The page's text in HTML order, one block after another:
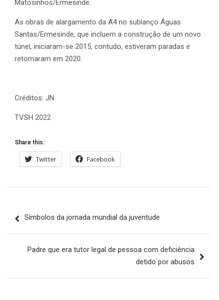
Matosinhos/Ermesinde.
As obras de alargamento da A4 no sublanço Águas
Santas/Ermesinde, que incluem a construção de um novo
túnel, iniciaram-se 2015, contudo, estiveram paradas e
retomaram em 2020.
Créditos: JN
TVSH 2022
Share this:
Twitter Facebook
de
Símbolos da jornada mundial da juventude
Padre que era tutor legal de pessoa com deficiência
detido por abusos